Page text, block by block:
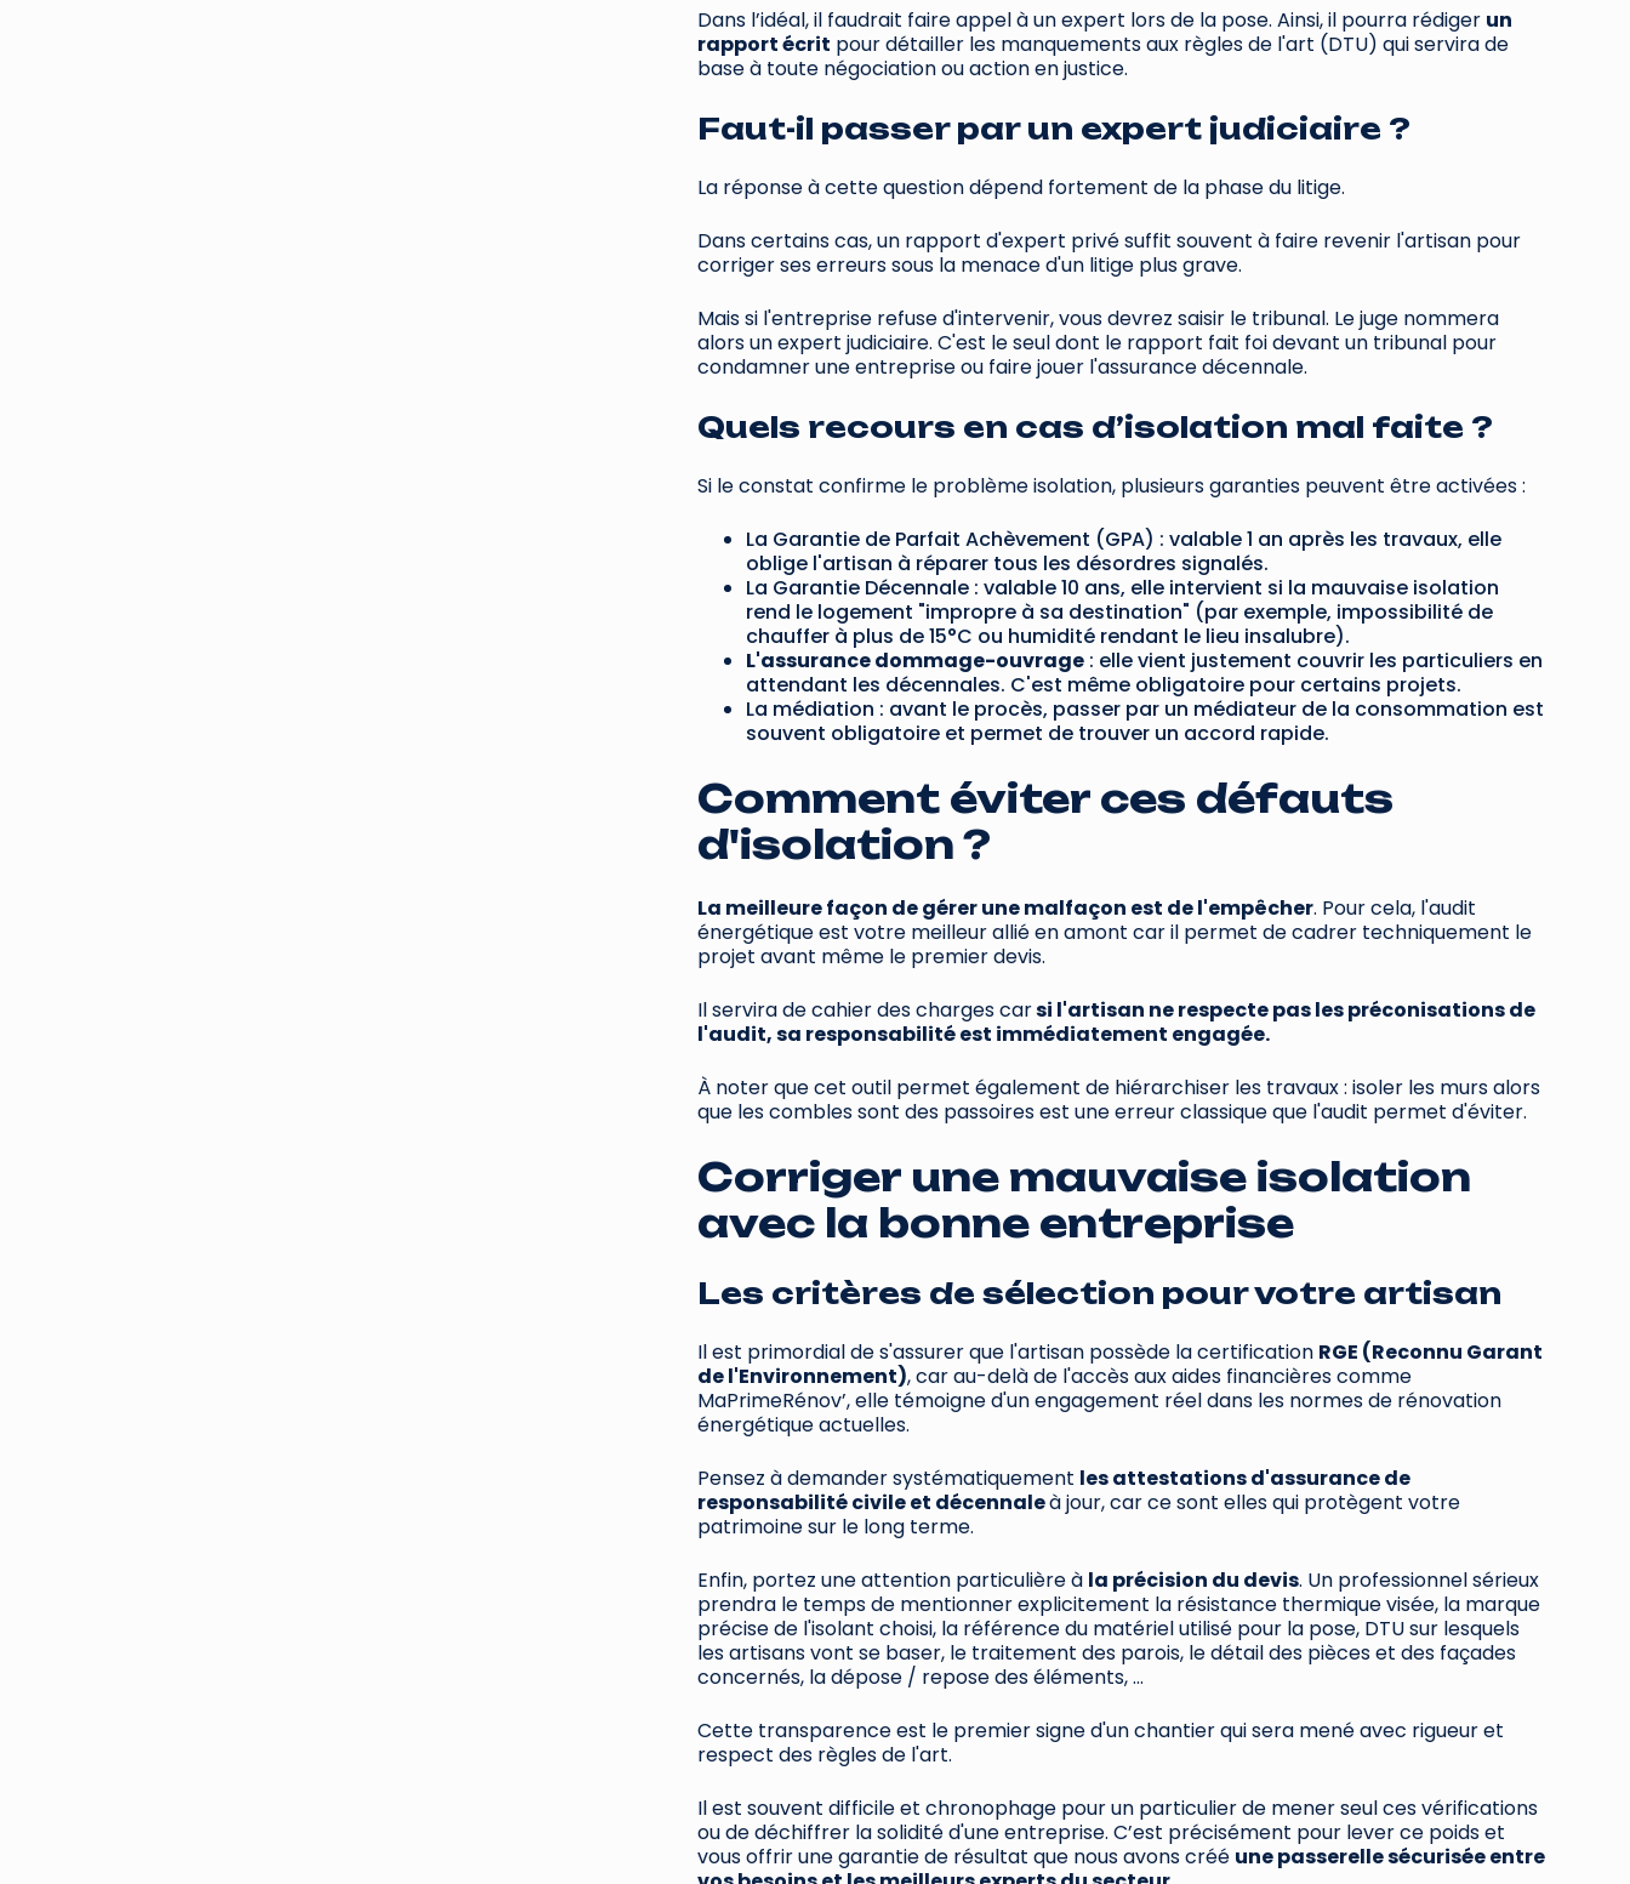
Dans l’idéal, il faudrait faire appel à un expert lors de la pose. Ainsi, il pourra rédiger un
rapport écrit pour détailler les manquements aux règles de l'art (DTU) qui servira de
base à toute négociation ou action en justice.
Faut-il passer par un expert judiciaire ?
La réponse à cette question dépend fortement de la phase du litige.
Dans certains cas, un rapport d'expert privé suffit souvent à faire revenir l'artisan pour
corriger ses erreurs sous la menace d'un litige plus grave.
Mais si l'entreprise refuse d'intervenir, vous devrez saisir le tribunal. Le juge nommera
alors un expert judiciaire. C'est le seul dont le rapport fait foi devant un tribunal pour
condamner une entreprise ou faire jouer l'assurance décennale.
Quels recours en cas d’isolation mal faite ?
Si le constat confirme le problème isolation, plusieurs garanties peuvent être activées :
La Garantie de Parfait Achèvement (GPA) : valable 1 an après les travaux, elle
oblige l'artisan à réparer tous les désordres signalés.
La Garantie Décennale : valable 10 ans, elle intervient si la mauvaise isolation
rend le logement "impropre à sa destination" (par exemple, impossibilité de
chauffer à plus de 15°C ou humidité rendant le lieu insalubre).
L'assurance dommage-ouvrage : elle vient justement couvrir les particuliers en
attendant les décennales. C'est même obligatoire pour certains projets.
La médiation : avant le procès, passer par un médiateur de la consommation est
souvent obligatoire et permet de trouver un accord rapide.
Comment éviter ces défauts
d'isolation ?
La meilleure façon de gérer une malfaçon est de l'empêcher. Pour cela, l'audit
énergétique est votre meilleur allié en amont car il permet de cadrer techniquement le
projet avant même le premier devis.
Il servira de cahier des charges carsi l'artisan ne respecte pas les préconisations de
l'audit, sa responsabilité est immédiatement engagée.
À noter que cet outil permet également de hiérarchiser les travaux : isoler les murs alors
que les combles sont des passoires est une erreur classique que l'audit permet d'éviter.
Corriger une mauvaise isolation
avec la bonne entreprise
Les critères de sélection pour votre artisan
Il est primordial de s'assurer que l'artisan possède la certification RGE (Reconnu Garant
de l'Environnement), car au-delà de l'accès aux aides financières comme
MaPrimeRénov’, elle témoigne d'un engagement réel dans les normes de rénovation
énergétique actuelles.
Pensez à demander systématiquement les attestations d'assurance de
responsabilité civile et décennaleà jour, car ce sont elles qui protègent votre
patrimoine sur le long terme.
Enfin, portez une attention particulière à la précision du devis. Un professionnel sérieux
prendra le temps de mentionner explicitement la résistance thermique visée, la marque
précise de l'isolant choisi, la référence du matériel utilisé pour la pose, DTU sur lesquels
les artisans vont se baser, le traitement des parois, le détail des pièces et des façades
concernés, la dépose / repose des éléments, ...
Cette transparence est le premier signe d'un chantier qui sera mené avec rigueur et
respect des règles de l'art.
Il est souvent difficile et chronophage pour un particulier de mener seul ces vérifications
ou de déchiffrer la solidité d'une entreprise. C’est précisément pour lever ce poids et
vous offrir une garantie de résultat que nous avons créé une passerelle sécurisée entre